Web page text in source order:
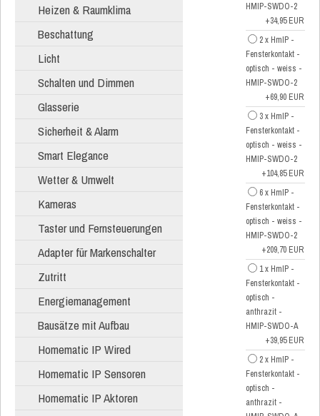
Heizen & Raumklima
Beschattung
Licht
Schalten und Dimmen
Glasserie
Sicherheit & Alarm
Smart Elegance
Wetter & Umwelt
Kameras
Taster und Fernsteuerungen
Adapter für Markenschalter
Zutritt
Energiemanagement
Bausätze mit Aufbau
Homematic IP Wired
Homematic IP Sensoren
Homematic IP Aktoren
HMIP-SWDO-2
+34,95 EUR
2 x HmIP -
Fensterkontakt -
optisch - weiss -
HMIP-SWDO-2
+69,90 EUR
3 x HmIP -
Fensterkontakt -
optisch - weiss -
HMIP-SWDO-2
+104,85 EUR
6 x HmIP -
Fensterkontakt -
optisch - weiss -
HMIP-SWDO-2
+209,70 EUR
1 x HmIP -
Fensterkontakt -
optisch -
anthrazit -
HMIP-SWDO-A
+39,95 EUR
2 x HmIP -
Fensterkontakt -
optisch -
anthrazit -